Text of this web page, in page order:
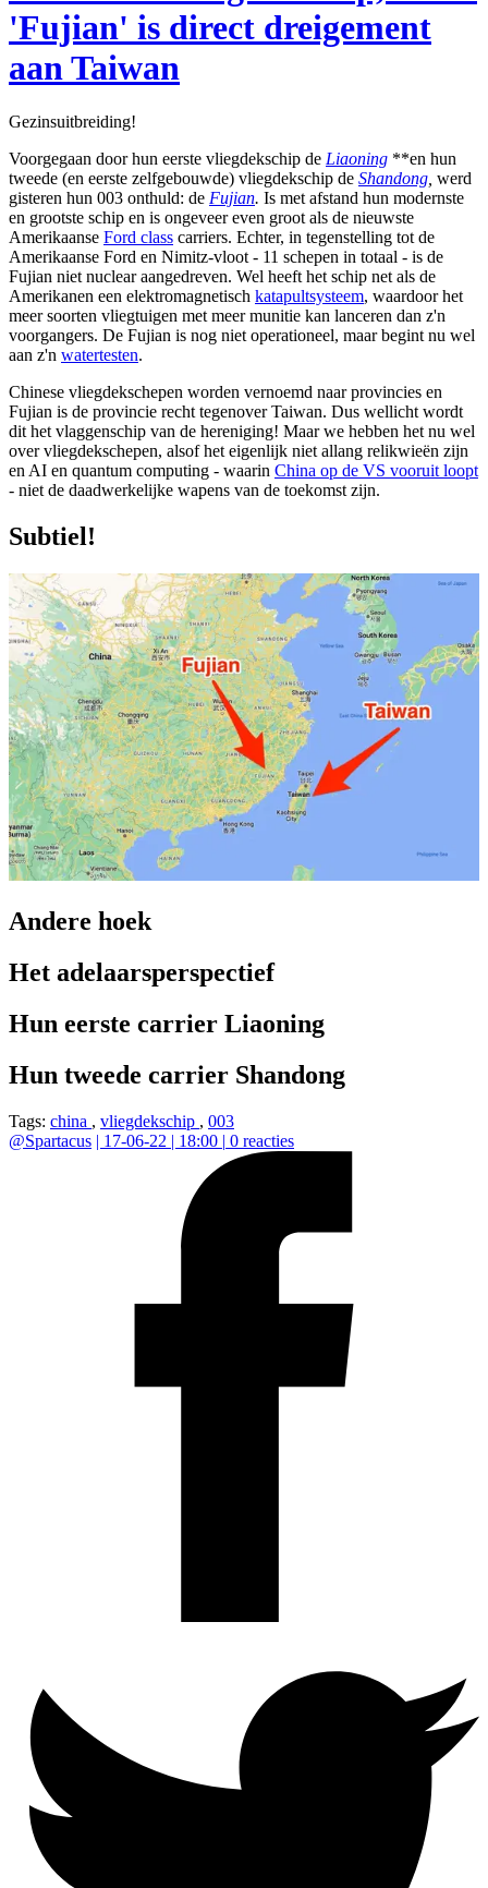
'Fujian' is direct dreigement
aan Taiwan
Gezinsuitbreiding!
Voorgegaan door hun eerste vliegdekschip de Liaoning **en hun
tweede (en eerste zelfgebouwde) vliegdekschip de Shandong werd
gisteren hun 003 onthuld: de Fujian. Is met afstand hun modernste
en grootste schip en is ongeveer even groot als de nieuwste
Amerikaanse Ford class carriers. Echter, in tegenstelling tot de
Amerikaanse Ford en Nimitz-vloot - 11 schepen in totaal - is de
Fujian niet nuclear aangedreven. Wel heeft het schip net als de
Amerikanen een elektromagnetisch katapultsysteem, waardoor het
meer soorten vliegtuigen met meer munitie kan lanceren dan z'n
voorgangers. De Fujian is nog niet operationeel, maar begint nu wel
aan z'n watertesten.
Chinese vliegdekschepen worden vernoemd naar provincies en
Fujian is de provincie recht tegenover Taiwan. Dus wellicht wordt
dit het vlaggenschip van de hereniging! Maar we hebben het nu wel
over vliegdekschepen, alsof het eigenlijk niet allang relikwieën zijn
en AI en quantum computing - waarin China op de VS vooruit loopt
- niet de daadwerkelijke wapens van de toekomst zijn.
Subtiel!
Andere hoek
Het adelaarsperspectief
Hun eerste carrier Liaoning
Hun tweede carrier Shandong
Tags: china , vliegdekschip , 003
@Spartacus | 17-06-22 | 18:00 | 0 reacties